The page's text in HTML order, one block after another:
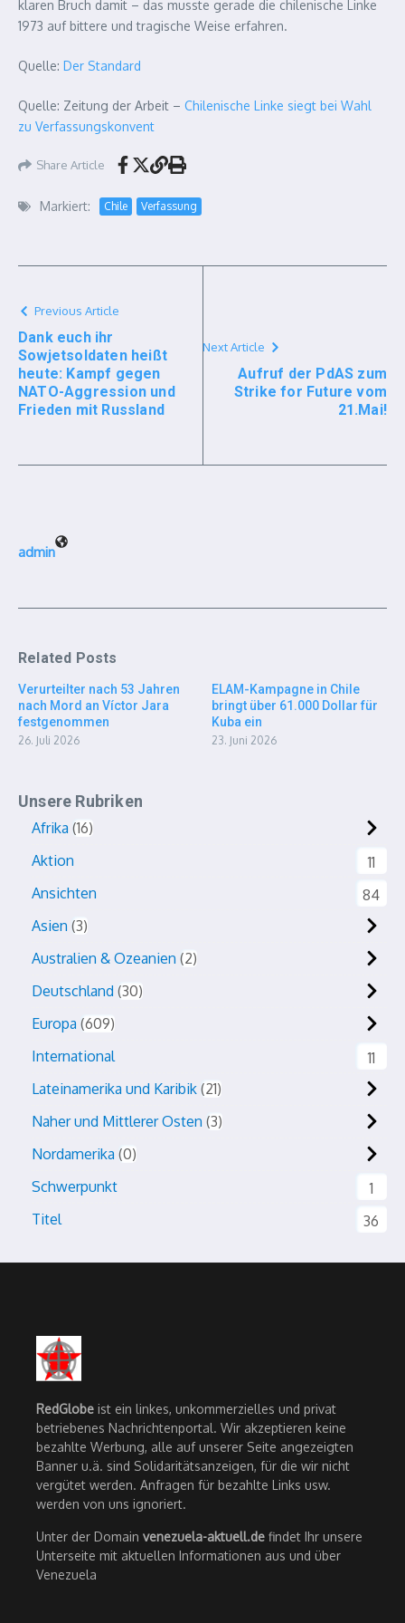
klaren Bruch damit – das musste gerade die chilenische Linke
1973 auf bittere und tragische Weise erfahren.
Quelle: Der Standard
Quelle: Zeitung der Arbeit – Chilenische Linke siegt bei Wahl
zu Verfassungskonvent
Share Article
Markiert: Chile Verfassung
Previous Article
Dank euch ihr
Sowjetsoldaten heißt
heute: Kampf gegen
NATO-Aggression und
Frieden mit Russland
Next Article
Aufruf der PdAS zum
Strike for Future vom
21.Mai!
admin
Related Posts
Verurteilter nach 53 Jahren
nach Mord an Víctor Jara
festgenommen
26. Juli 2026
ELAM-Kampagne in Chile
bringt über 61.000 Dollar für
Kuba ein
23. Juni 2026
Unsere Rubriken
Afrika 16
Aktion
11
Ansichten
84
Asien 3
Australien & Ozeanien 2
Deutschland 30
Europa 609
International
11
Lateinamerika und Karibik 21
Naher und Mittlerer Osten 3
Nordamerika 0
Schwerpunkt
1
Titel
36
RedGlobe ist ein linkes, unkommerzielles und privat
betriebenes Nachrichtenportal. Wir akzeptieren keine
bezahlte Werbung, alle auf unserer Seite angezeigten
Banner u.ä. sind Solidaritätsanzeigen, für die wir nicht
vergütet werden. Anfragen für bezahlte Links usw.
werden von uns ignoriert.
Unter der Domain venezuela-aktuell.de findet Ihr unsere
Unterseite mit aktuellen Informationen aus und über
Venezuela